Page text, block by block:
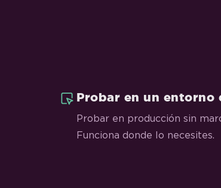
Probar en un entorno
Probar en producción sin
Funciona donde lo necesites.